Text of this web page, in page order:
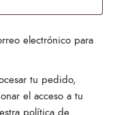
electrónico para
tu pedido,
el acceso a tu
política de